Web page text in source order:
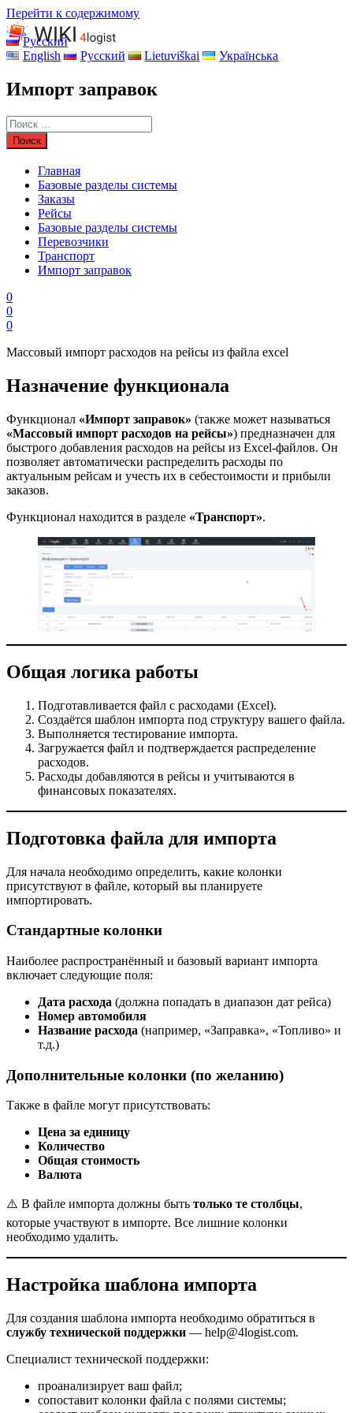
Перейти к содержимому
Русский
English
Русский Lietuviškai Українська
Импорт заправок
Главная
Базовые разделы системы
Заказы
Рейсы
Базовые разделы системы
Перевозчики
Транспорт
Импорт заправок
0
0
0
Массовый импорт расходов на рейсы из файла excel
Назначение функционала
Функционал «Импорт заправок» (также может называться
«Массовый импорт расходов на рейсы») предназначен для
быстрого добавления расходов на рейсы из Excel-файлов. Он
позволяет автоматически распределить расходы по
актуальным рейсам и учесть их в себестоимости и прибыли
заказов.
Функционал находится в разделе «Транспорт».
Общая логика работы
Подготавливается файл с расходами (Excel).
Создаётся шаблон импорта под структуру вашего файла.
Выполняется тестирование импорта.
Загружается файл и подтверждается распределение
расходов.
Расходы добавляются в рейсы и учитываются в
финансовых показателях.
Подготовка файла для импорта
Для начала необходимо определить, какие колонки
присутствуют в файле, который вы планируете
импортировать.
Стандартные колонки
Наиболее распространённый и базовый вариант импорта
включает следующие поля:
Дата расхода (должна попадать в диапазон дат рейса)
Номер автомобиля
Название расхода (например, «Заправка», «Топливо» и
т.д.)
Дополнительные колонки (по желанию)
Также в файле могут присутствовать:
Цена за единицу
Количество
Общая стоимость
Валюта
⚠️ В файле импорта должны быть только те столбцы,
которые участвуют в импорте. Все лишние колонки
необходимо удалить.
Настройка шаблона импорта
Для создания шаблона импорта необходимо обратиться в
службу технической поддержки — help@4logist.com.
Специалист технической поддержки:
проанализирует ваш файл;
сопоставит колонки файла с полями системы;